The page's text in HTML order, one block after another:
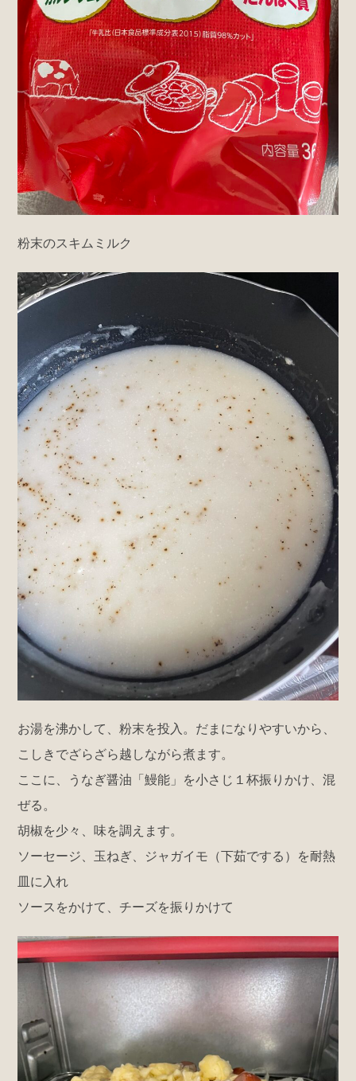
粉末のスキムミルク
お湯を沸かして、粉末を投入。だまになりやすいから、
こしきでざらざら越しながら煮ます。
ここに、うなぎ醤油「鰻能」を小さじ１杯振りかけ、混
ぜる。
胡椒を少々、味を調えます。
ソーセージ、玉ねぎ、ジャガイモ（下茹でする）を耐熱
皿に入れ
ソースをかけて、チーズを振りかけて